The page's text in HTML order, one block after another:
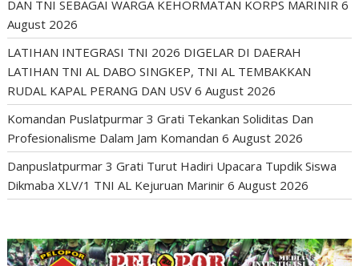
DAN TNI SEBAGAI WARGA KEHORMATAN KORPS MARINIR 6
August 2026
LATIHAN INTEGRASI TNI 2026 DIGELAR DI DAERAH
LATIHAN TNI AL DABO SINGKEP, TNI AL TEMBAKKAN
RUDAL KAPAL PERANG DAN USV 6 August 2026
Komandan Puslatpurmar 3 Grati Tekankan Soliditas Dan
Profesionalisme Dalam Jam Komandan 6 August 2026
Danpuslatpurmar 3 Grati Turut Hadiri Upacara Tupdik Siswa
Dikmaba XLV/1 TNI AL Kejuruan Marinir 6 August 2026